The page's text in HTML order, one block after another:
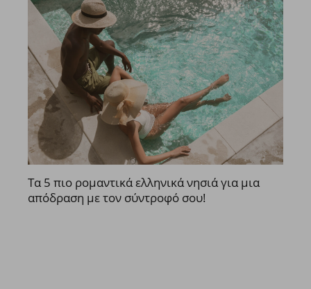
Τα 5 πιο ρομαντικά ελληνικά νησιά για μια
απόδραση με τον σύντροφό σου!